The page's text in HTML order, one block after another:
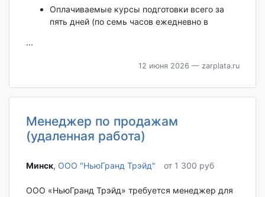
Оплачиваемые курсы подготовки всего за
пять дней (по семь часов ежедневно в
...
12 июня 2026 — zarplata.ru
Менеджер по продажам
(удаленная работа)
Минск‎, ООО "НьюГранд Трэйд" от 1 300 руб
ООО «НьюГранд Трэйд» требуется менеджер для